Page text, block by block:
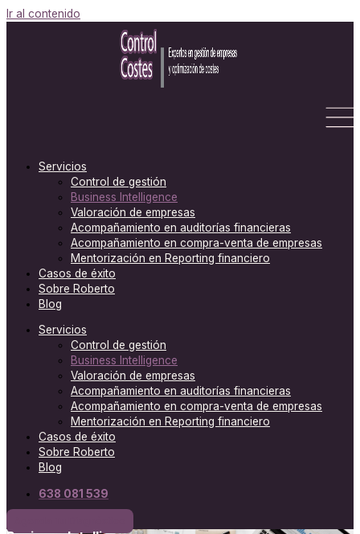
Ir al contenido
Servicios
Control de gestión
Business Intelligence
Valoración de empresas
Acompañamiento en auditorías financieras
Acompañamiento en compra-venta de empresas
Mentorización en Reporting financiero
Casos de éxito
Sobre Roberto
Blog
Servicios
Control de gestión
Business Intelligence
Valoración de empresas
Acompañamiento en auditorías financieras
Acompañamiento en compra-venta de empresas
Mentorización en Reporting financiero
Casos de éxito
Sobre Roberto
Blog
638 081 539